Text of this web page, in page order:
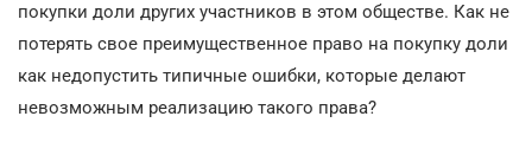
покупки доли других участников в этом обществе. Как не
потерять свое преимущественное право на покупку доли
как недопустить типичные ошибки, которые делают
невозможным реализацию такого права?